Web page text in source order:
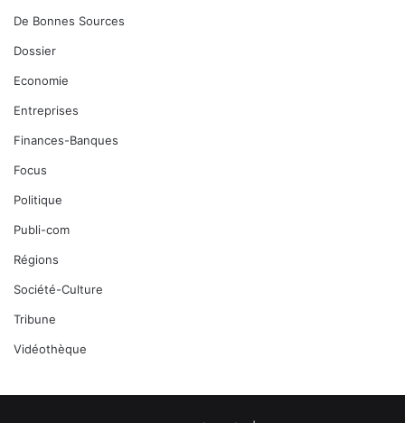
De Bonnes Sources
Dossier
Economie
Entreprises
Finances-Banques
Focus
Politique
Publi-com
Régions
Société-Culture
Tribune
Vidéothèque